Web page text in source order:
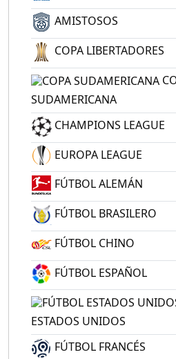
AMISTOSOS
COPA LIBERTADORES
SUDAMERICANA
CHAMPIONS LEAGUE
EUROPA LEAGUE
FÚTBOL ALEMÁN
FÚTBOL BRASILERO
FÚTBOL CHINO
FÚTBOL ESPAÑOL
ESTADOS UNIDOS
FÚTBOL FRANCÉS